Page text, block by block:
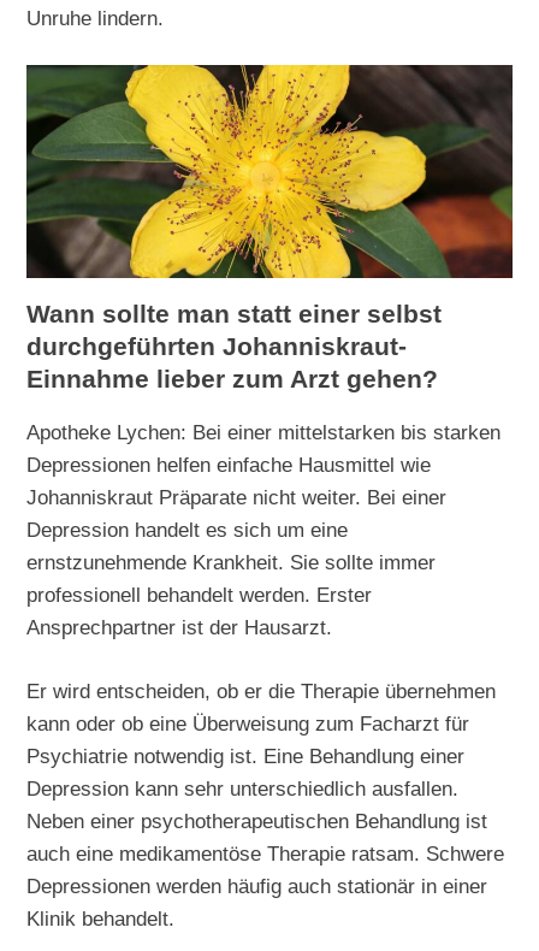
Unruhe lindern.
Wann sollte man statt einer selbst
durchgeführten Johanniskraut-
Einnahme lieber zum Arzt gehen?
Apotheke Lychen: Bei einer mittelstarken bis starken
Depressionen helfen einfache Hausmittel wie
Johanniskraut Präparate nicht weiter. Bei einer
Depression handelt es sich um eine
ernstzunehmende Krankheit. Sie sollte immer
professionell behandelt werden. Erster
Ansprechpartner ist der Hausarzt.
Er wird entscheiden, ob er die Therapie übernehmen
kann oder ob eine Überweisung zum Facharzt für
Psychiatrie notwendig ist. Eine Behandlung einer
Depression kann sehr unterschiedlich ausfallen.
Neben einer psychotherapeutischen Behandlung ist
auch eine medikamentöse Therapie ratsam. Schwere
Depressionen werden häufig auch stationär in einer
Klinik behandelt.